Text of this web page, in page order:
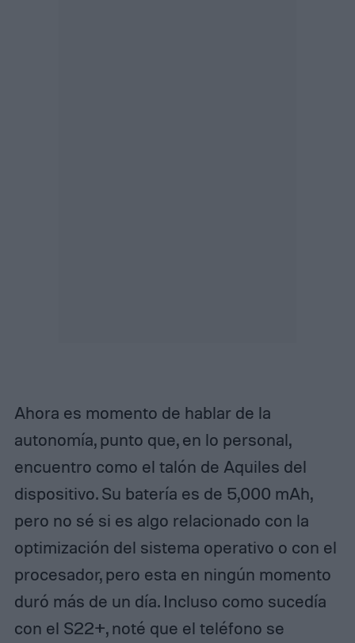
Ahora es momento de hablar de la
autonomía, punto que, en lo personal,
encuentro como el talón de Aquiles del
dispositivo. Su batería es de 5,000 mAh,
pero no sé si es algo relacionado con la
optimización del sistema operativo o con el
procesador, pero esta en ningún momento
duró más de un día. Incluso como sucedía
con el S22+, noté que el teléfono se